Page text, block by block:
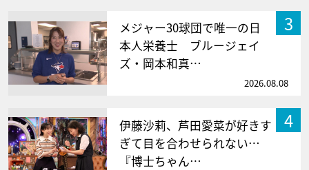
3
メジャー30球団で唯一の日
本人栄養士 ブルージェイ
ズ・岡本和真…
2026.08.08
4
伊藤沙莉、芦田愛菜が好きす
ぎて目を合わせられない…
『博士ちゃん…